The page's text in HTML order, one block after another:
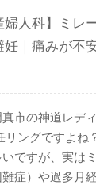
婦人科】ミレ
｜痛みが不
市の神道レデ
ングですよね
ですが、実は
症）や過多月